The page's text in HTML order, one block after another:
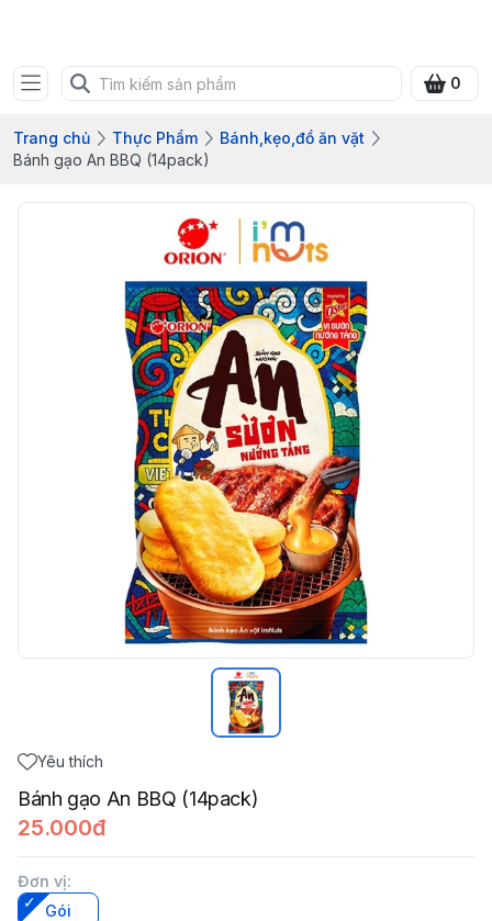
0
Trang chủ Thực Phẩm
Bánh,kẹo,đồ ăn vặt
Bánh gạo An BBQ (14pack)
Yêu thích
Bánh gạo An BBQ (14pack)
25.000đ
Đơn vị:
Gói